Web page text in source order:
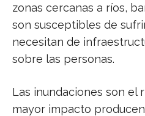
zonas cercanas a ríos,
son susceptibles de
necesitan de
sobre las personas.
Las inundaciones son el
mayor impacto